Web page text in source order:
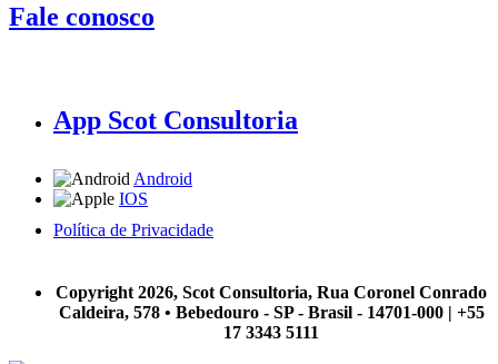
Fale conosco
App Scot Consultoria
Android
IOS
Política de Privacidade
Copyright 2026, Scot Consultoria, Rua Coronel Conrado
Caldeira, 578 • Bebedouro - SP - Brasil - 14701-000 | +55
17 3343 5111